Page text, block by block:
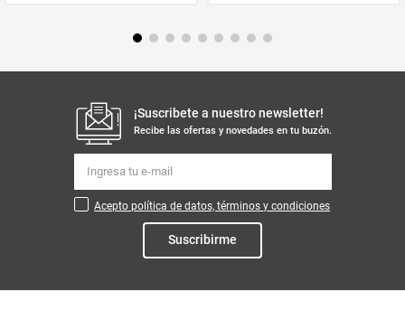
¡Suscribete a nuestro newsletter!
Recibe las ofertas y novedades en tu buzón.
Acepto política de datos, términos y condiciones
Suscribirme